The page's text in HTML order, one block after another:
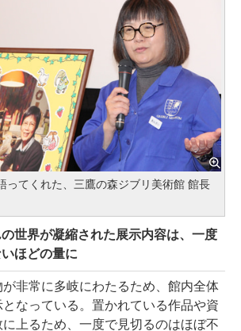
ってくれた、三鷹の森ジブリ美術館 館長
世界が凝縮された展示内容は、一度
ほどの量に
非常に多岐にわたるため、館内全体
なっている。置かれている作品や資
上るため、一度で見切るのはほぼ不